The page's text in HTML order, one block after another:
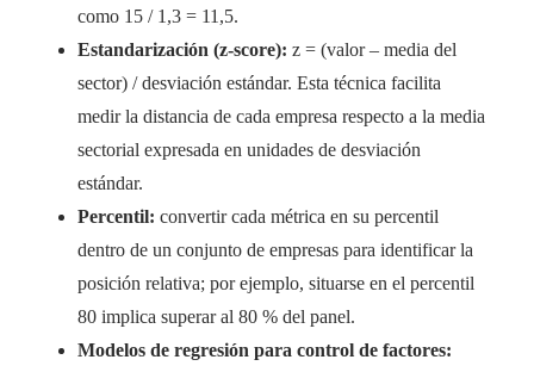
como 15 / 1,3 = 11,5.
Estandarización (z-score): z = (valor – media del
sector) / desviación estándar. Esta técnica facilita
medir la distancia de cada empresa respecto a la media
sectorial expresada en unidades de desviación
estándar.
Percentil: convertir cada métrica en su percentil
dentro de un conjunto de empresas para identificar la
posición relativa; por ejemplo, situarse en el percentil
80 implica superar al 80 % del panel.
Modelos de regresión para control de factores: